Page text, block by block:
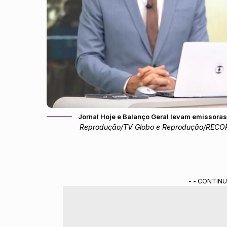
Jornal Hoje e Balanço Geral levam
Reprodução/TV Globo e Reprodução/
- -